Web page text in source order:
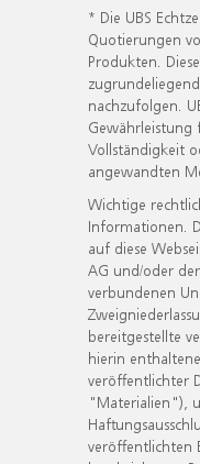
* Die UBS
Quotierungen
Produkten.
nachzufolgen.
Gewährleistung
Vollständigkeit
angewandten
Wichtige
Informationen.
auf diese
AG und/oder
verbundenen
bereitgestellte
hierin
veröffentlichter
"Materialien"),
veröffentlichten